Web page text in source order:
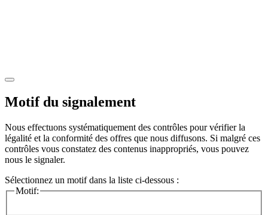
Motif du signalement
Nous effectuons systématiquement des contrôles pour vérifier la
légalité et la conformité des offres que nous diffusons. Si malgré ces
contrôles vous constatez des contenus inappropriés, vous pouvez
nous le signaler.
Sélectionnez un motif dans la liste ci-dessous :
Motif: